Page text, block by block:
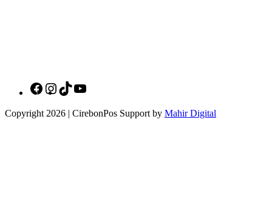
Copyright 2026 | CirebonPos Support by Mahir Digital